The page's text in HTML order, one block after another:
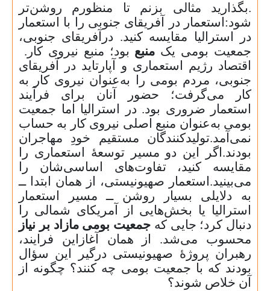
.بگذارید مثالی بزنم تا منظورم روشن‌تر
شود: استعمار در آفریقای جنوبی را با استعمار
در استرالیا مقایسه کنید. درآفریقای جنوبی،
جمعیت بومی یک منبع بود؛ منبع نیروی کار.
اقتصاد رژیم استعماری و آپارتاید در آفریقای
جنوبی، مردم بومی را به‌عنوان نیروی کار به
کار می‌گرفت؛ حضور آنان برای فرآیند
استعمار ضروری بود. در استرالیا اما جمعیت
بومی به‌عنوان منبع اصلی نیروی کار به حساب
نمی‌آمد.تولیدکنندگان مستقیم خودِ مهاجران
بودند.اگر این دو مسیر توسعهٔ استعماری را
مقایسه کنید، تفاوت‌های اساسی‌شان را
می‌بینید.استعمار صهیونیستی، از همان ابتدا ــ
به دلایلی بسیار روشن ــ مسیر استعمار
استرالیا یا بخش‌هایی از آمریکای شمالی را
دنبال کرد؛ جایی که جمعیت بومی مازاد بر نیاز
محسوب می‌شد. از همان آغازاین فرایند،
رهبران پروژهٔ صهیونیستی درگیر این سؤال
بودند که با جمعیت بومی چه کنند؟ چگونه از
آن خلاص شوند؟